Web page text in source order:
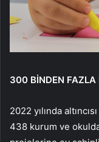
300 BİNDEN FAZLA
2022 yılında
438 kurum ve